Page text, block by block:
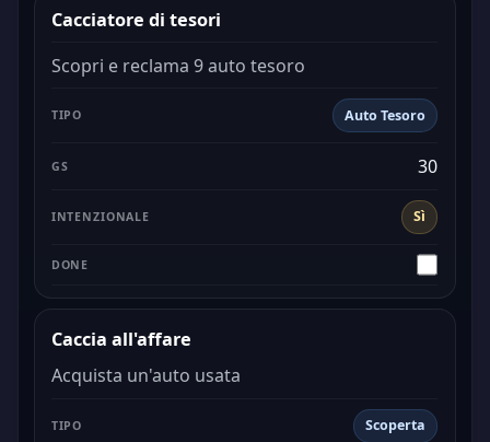
Cacciatore di tesori
Scopri e reclama 9 auto tesoro
Auto Tesoro
Sì
30
Caccia all'affare
Acquista un'auto usata
Scoperta